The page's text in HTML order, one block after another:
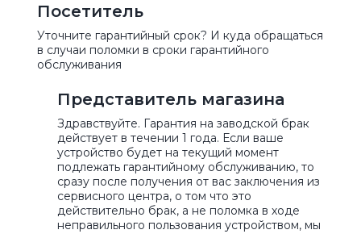
Посетитель
Уточните гарантийный срок? И куда обращаться
в случаи поломки в сроки гарантийного
обслуживания
Представитель магазина
Здравствуйте. Гарантия на заводской брак
действует в течении 1 года. Если ваше
устройство будет на текущий момент
подлежать гарантийному обслуживанию, то
сразу после получения от вас заключения из
сервисного центра, о том что это
действительно брак, а не поломка в ходе
неправильного пользования устройством, мы